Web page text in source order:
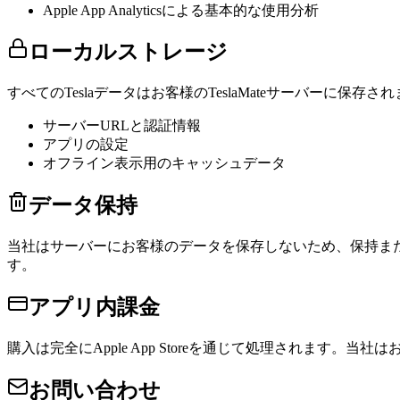
Apple App Analyticsによる基本的な使用分析
ローカルストレージ
すべてのTeslaデータはお客様のTeslaMateサーバーに保存
サーバーURLと認証情報
アプリの設定
オフライン表示用のキャッシュデータ
データ保持
当社はサーバーにお客様のデータを保存しないため、保持
す。
アプリ内課金
購入は完全にApple App Storeを通じて処理されます。当社
お問い合わせ